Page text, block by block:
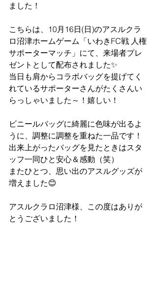
ました！
こちらは、10月16日(日)のアスルクラ
ロ沼津ホームゲーム「いわきFC戦 人権
サポーターマッチ」にて、来場者プレ
ゼントとして配布されました✨
当日も肩からコラボバッグを提げてく
れているサポーターさんがたくさんい
らっしゃいました～！嬉しい！
ビニールバッグに綺麗に色味が出るよ
うに、調整に調整を重ねた一品です！
出来上がったバッグを見たときはスタ
ッフ一同ひと安心＆感動（笑）
またひとつ、思い出のアスルグッズが
増えました😊
アスルクラロ沼津様、この度はありが
とうございました！